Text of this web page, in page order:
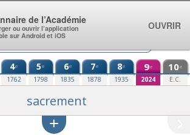
4e
1762
5e
1798
6e
1835
7e
1878
8e
1935
9e
2024
10e
E.C.
sacrement
de l’Académie
ou ouvrir l’application
sur Android et iOS
OUVRIR